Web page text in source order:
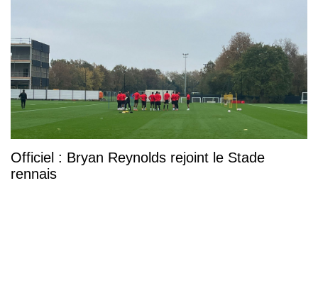
Officiel : Bryan Reynolds rejoint le Stade
rennais